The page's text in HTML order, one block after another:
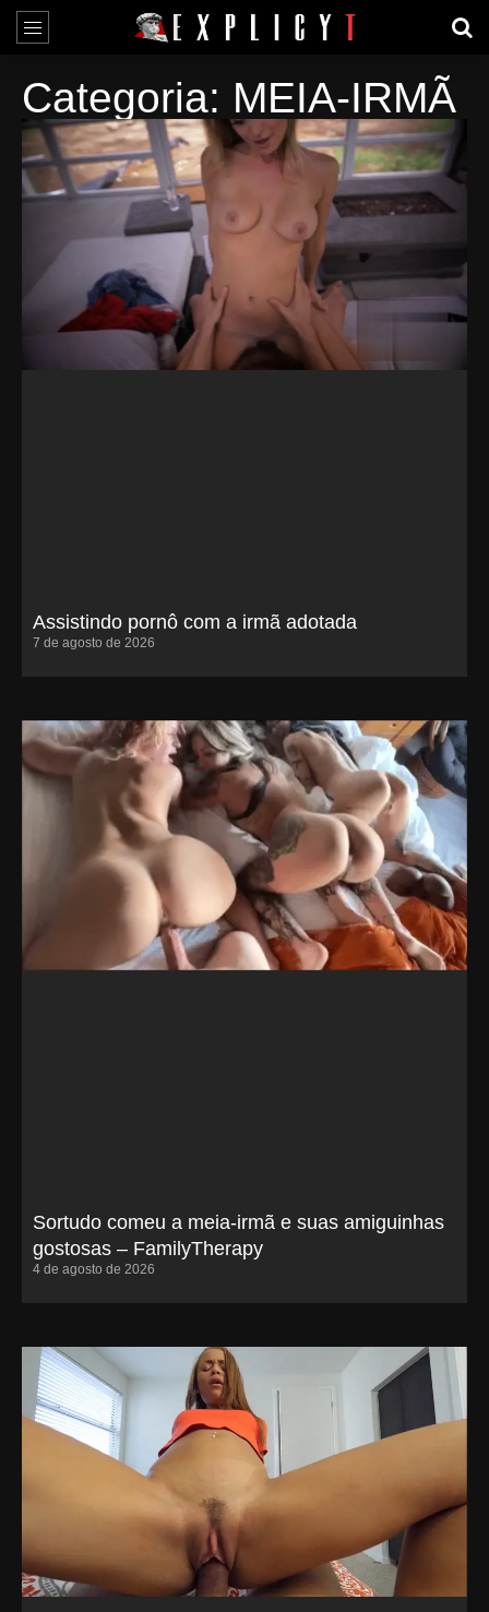
Categoria: MEIA-IRMÃ
Assistindo pornô com a irmã adotada
7 de agosto de 2026
Sortudo comeu a meia-irmã e suas amiguinhas
gostosas – FamilyTherapy
4 de agosto de 2026